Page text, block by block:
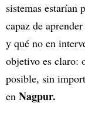
sistemas
capaz de
y qué no en
objetivo es claro:
posible, sin
en Nagpur.